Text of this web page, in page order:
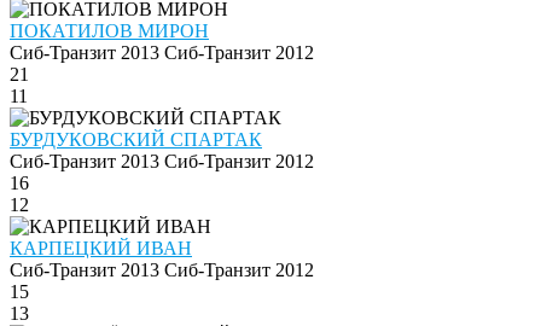
ПОКАТИЛОВ МИРОН
Сиб-Транзит 2013 Сиб-Транзит 2012
21
11
БУРДУКОВСКИЙ СПАРТАК
Сиб-Транзит 2013 Сиб-Транзит 2012
16
12
КАРПЕЦКИЙ ИВАН
Сиб-Транзит 2013 Сиб-Транзит 2012
15
13